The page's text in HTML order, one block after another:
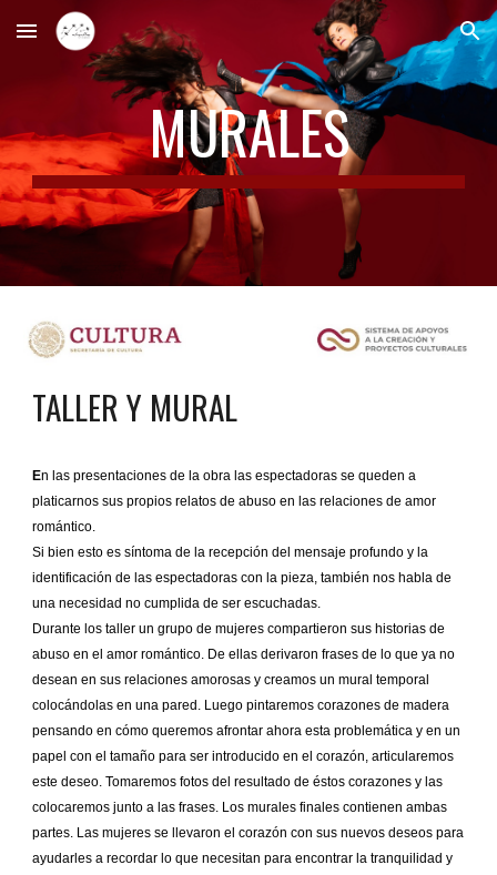
Skip to main content Skip to navigation
MURALES
TALLER Y MURAL
En las presentaciones de la obra las espectadoras se queden a
platicarnos sus propios relatos de abuso en las relaciones de amor
romántico.
Si bien esto es síntoma de la recepción del mensaje profundo y la
identificación de las espectadoras con la pieza, también nos habla de
una necesidad no cumplida de ser escuchadas.
Durante los taller un grupo de mujeres compartieron sus historias de
abuso en el amor romántico. De ellas derivaron frases de lo que ya no
desean en sus relaciones amorosas y creamos un mural temporal
colocándolas en una pared. Luego pintaremos corazones de madera
pensando en cómo queremos afrontar ahora esta problemática y en un
papel con el tamaño para ser introducido en el corazón, articularemos
este deseo. Tomaremos fotos del resultado de éstos corazones y las
colocaremos junto a las frases. Los murales finales contienen ambas
partes. Las mujeres se llevaron el corazón con sus nuevos deseos para
ayudarles a recordar lo que necesitan para encontrar la tranquilidad y